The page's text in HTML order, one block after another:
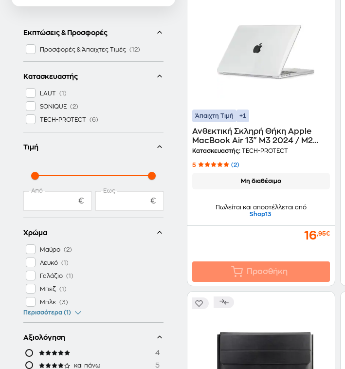
Εκπτώσεις & Προσφορές
Προσφορές & Άπαιχτες Τιμές
Κατασκευαστής
LAUT
SONIQUE
TECH-PROTECT
Τιμή
Από
€
Έως
€
Χρώμα
Μαύρο
Λευκό
Γαλάζιο
Μπεζ
Μπλε
Περισσότερα (1)
Αξιολόγηση
4
και πάνω 5
Άπαιχτη Τιμή +1
Ανθεκτική Σκληρή Θήκη Apple
MacBook Air 13" M3 2024 / M2
2022 - Tech-Protect Smartshell -
Κατασκευαστής: TECH-PROTECT
5 (2)
Μη διαθέσιμο
Πωλείται και αποστέλλεται από
Shop13
16,95€
Προσθήκη